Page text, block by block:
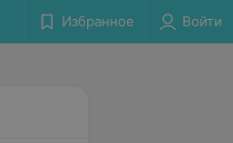
Избранное Войти